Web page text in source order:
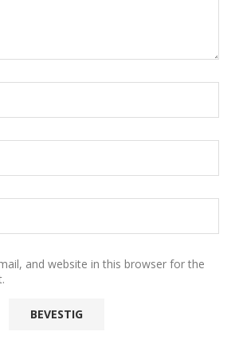
and website in this browser for the